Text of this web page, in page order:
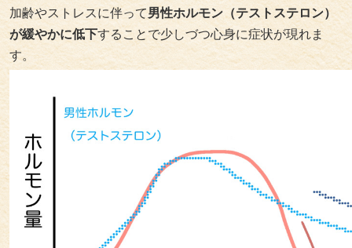
加齢やストレスに伴って男性ホルモン（テストステロン）
が緩やかに低下することで少しづつ心身に症状が現れま
す。